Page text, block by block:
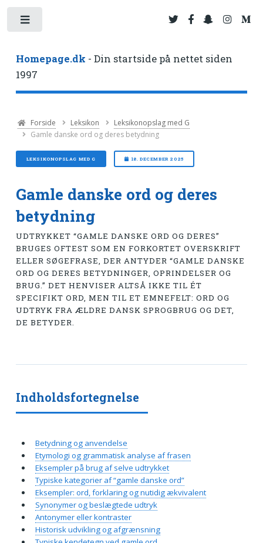
Homepage.dk - Din startside på nettet siden
1997
Forside Leksikon
Leksikonopslag med G
Gamle danske ord og deres betydning
LEKSIKONOPSLAG MED G 18. DECEMBER 2025
Gamle danske ord og deres
betydning
UDTRYKKET “GAMLE DANSKE ORD OG DERES”
BRUGES OFTEST SOM EN FORKORTET OVERSKRIFT
ELLER SØGEFRASE, DER ANTYDER “GAMLE DANSKE
ORD OG DERES BETYDNINGER, OPRINDELSER OG
BRUG.” DET HENVISER ALTSÅ IKKE TIL ÉT
SPECIFIKT ORD, MEN TIL ET EMNEFELT: ORD OG
UDTRYK FRA ÆLDRE DANSK SPROGBRUG OG DET,
DE BETYDER.
Indholdsfortegnelse
Betydning og anvendelse
Etymologi og grammatisk analyse af frasen
Eksempler på brug af selve udtrykket
Typiske kategorier af “gamle danske ord”
Eksempler: ord, forklaring og nutidig ækvivalent
Synonymer og beslægtede udtryk
Antonymer eller kontraster
Historisk udvikling og afgrænsning